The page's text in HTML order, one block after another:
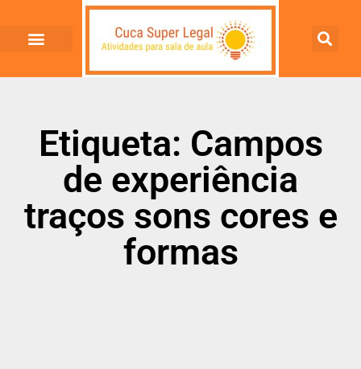
Etiqueta: Campos
de experiência
traços sons cores e
formas